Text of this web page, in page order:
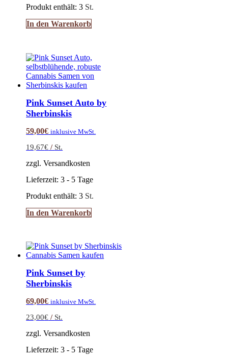
Produkt enthält: 3 St.
In den Warenkorb
Pink Sunset Auto by
Sherbinskis
59,00€ inklusive MwSt.
19,67€ / St.
zzgl. Versandkosten
Lieferzeit:3 - 5 Tage
Produkt enthält: 3 St.
In den Warenkorb
Pink Sunset by
Sherbinskis
69,00€ inklusive MwSt.
23,00€ / St.
zzgl. Versandkosten
Lieferzeit:3 - 5 Tage